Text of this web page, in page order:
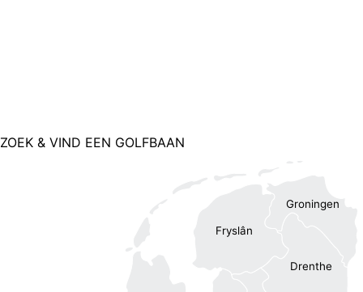
ZOEK & VIND EEN GOLFBAAN
Drenthe
Fryslân
Groningen